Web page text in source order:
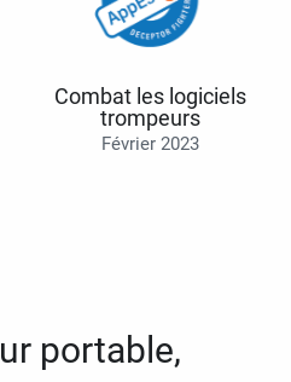
Combat les logiciels
trompeurs
Février 2023
portable,